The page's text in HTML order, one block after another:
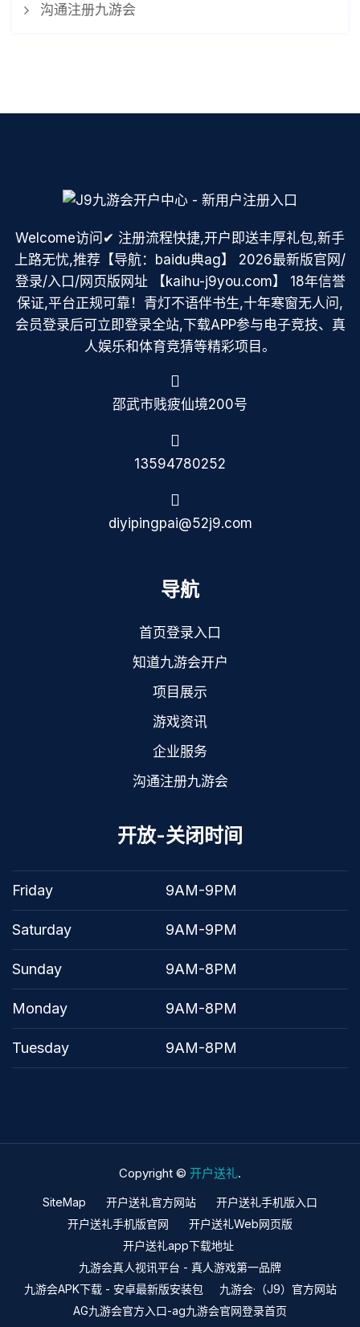
沟通注册九游会
Welcome访问✔ 注册流程快捷,开户即送丰厚礼包,新手
上路无忧,推荐【导航：baidu典ag】 2026最新版官网/
登录/入口/网页版网址 【kaihu-j9you.com】 18年信誉
保证,平台正规可靠！青灯不语伴书生,十年寒窗无人问,
会员登录后可立即登录全站,下载APP参与电子竞技、真
人娱乐和体育竞猜等精彩项目。
邵武市贱疲仙境200号
13594780252
diyipingpai@52j9.com
导航
首页登录入口
知道九游会开户
项目展示
游戏资讯
企业服务
沟通注册九游会
开放-关闭时间
Friday 9AM-9PM
Saturday 9AM-9PM
Sunday 9AM-8PM
Monday 9AM-8PM
Tuesday 9AM-8PM
Copyright © 开户送礼.
SiteMap 开户送礼官方网站
开户送礼手机版入口
开户送礼手机版官网
开户送礼Web网页版
开户送礼app下载地址
九游会真人视讯平台 - 真人游戏第一品牌
九游会APK下载 - 安卓最新版安装包
九游会·（J9）官方网站
AG九游会官方入口-ag九游会官网登录首页